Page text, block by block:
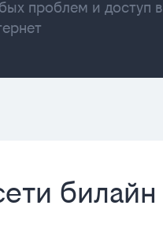
проблем и доступ в
билайн